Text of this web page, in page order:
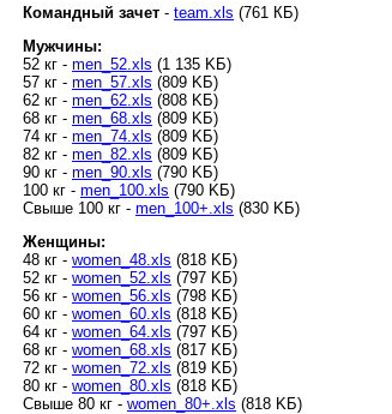
Командный зачет - team.xls (761 КБ)
Мужчины:
52 кг - men_52.xls (1 135 KБ)
57 кг - men_57.xls (809 KБ)
62 кг - men_62.xls (808 KБ)
68 кг - men_68.xls (809 KБ)
74 кг - men_74.xls (809 KБ)
82 кг - men_82.xls (809 KБ)
90 кг - men_90.xls (790 KБ)
100 кг - men_100.xls (790 KБ)
Cвыше 100 кг - men_100+.xls (830 KБ)
Женщины:
48 кг - women_48.xls (818 KБ)
52 кг - women_52.xls (797 KБ)
56 кг - women_56.xls (798 KБ)
60 кг - women_60.xls (818 KБ)
64 кг - women_64.xls (797 KБ)
68 кг - women_68.xls (817 KБ)
72 кг - women_72.xls (819 KБ)
80 кг - women_80.xls (818 KБ)
Cвыше 80 кг - women_80+.xls (818 KБ)